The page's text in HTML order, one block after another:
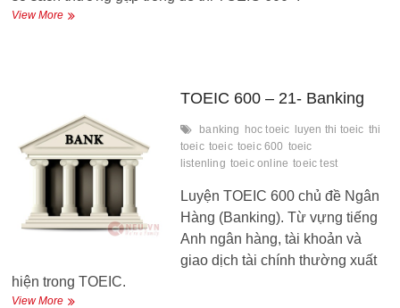
View MoreTOEIC
TOEIC 600 – 21- Banking
banking hoc toeic luyen thi toeic thi
toeic toeic toeic 600 toeic
listenling toeic online toeic test
Luyện TOEIC 600 chủ đề Ngân
Hàng (Banking). Từ vựng tiếng
Anh ngân hàng, tài khoản và
giao dịch tài chính thường xuất
hiện trong TOEIC.
View MoreTOEIC